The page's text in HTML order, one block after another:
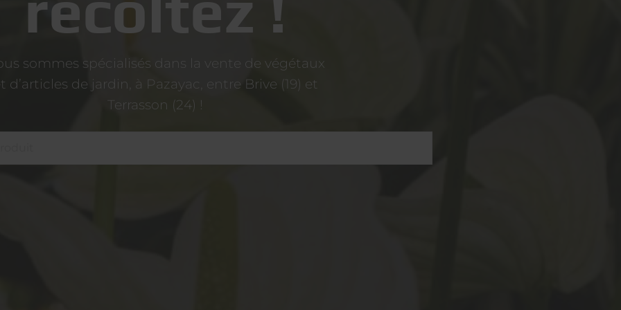
sommes spécialisés dans la vente de végétaux
d’articles de jardin, à Pazayac, entre Brive (19) et
Terrasson (24) !